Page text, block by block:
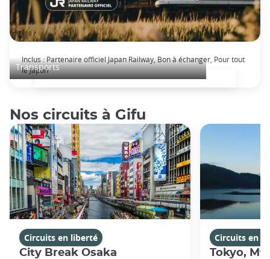
Transports
Inclus : Partenaire officiel Japan Railway, Bon à échanger, Pour tout
le Japon
Nos circuits à Gifu
Circuits en liberté
City Break Osaka
Circuits en
Tokyo, Mt